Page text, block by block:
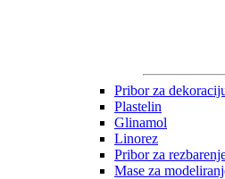
Pribor za
Plastelin
Glinamol
Linorez
Pribor za
Mase za